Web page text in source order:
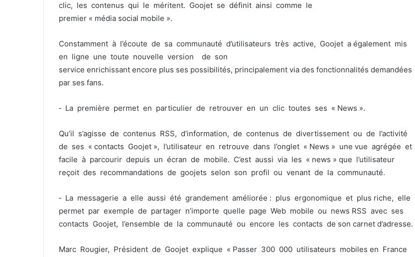
clic, les contenus qui le méritent. Goojet se définit ainsi comme le
premier « média social mobile ».
Constamment à l’écoute de sa communauté d’utilisateurs très active, Goojet a également mis
en ligne une toute nouvelle version de son
service enrichissant encore plus ses possibilités, principalement via des fonctionnalités demandées
par ses fans.
‐ La première permet en particulier de retrouver en un clic toutes ses « News ».
Qu’il s’agisse de contenus RSS, d’information, de contenus de divertissement ou de l’activité
de ses « contacts Goojet », l’utilisateur en retrouve dans l’onglet « News » une vue agrégée et
facile à parcourir depuis un écran de mobile. C’est aussi via les « news » que l’utilisateur
reçoit des recommandations de goojets selon son profil ou venant de la communauté.
‐ La messagerie a elle aussi été grandement améliorée : plus ergonomique et plus riche, elle
permet par exemple de partager n’importe quelle page Web mobile ou news RSS avec ses
contacts Goojet, l’ensemble de la communauté ou encore les contacts de son carnet d’adresse.
Marc Rougier, Président de Goojet explique « Passer 300 000 utilisateurs mobiles en France